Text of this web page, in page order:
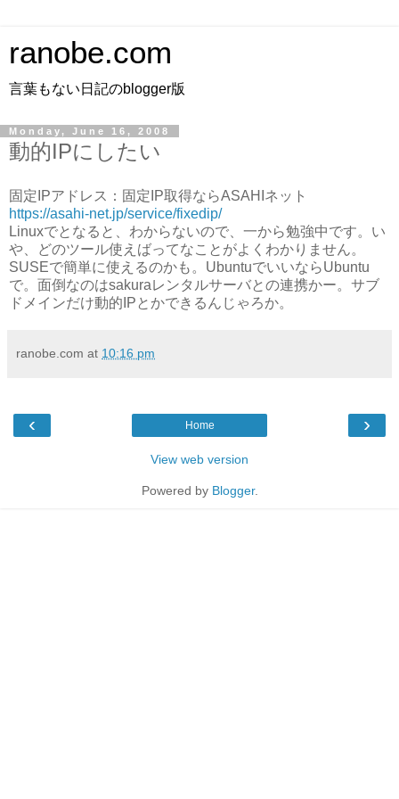
ranobe.com
言葉もない日記のblogger版
Monday, June 16, 2008
動的IPにしたい
固定IPアドレス：固定IP取得ならASAHIネット
https://asahi-net.jp/service/fixedip/
Linuxでとなると、わからないので、一から勉強中です。い
や、どのツール使えばってなことがよくわかりません。
SUSEで簡単に使えるのかも。UbuntuでいいならUbuntu
で。面倒なのはsakuraレンタルサーバとの連携かー。サブ
ドメインだけ動的IPとかできるんじゃろか。
ranobe.com at 10:16 pm
‹ ›
Home
View web version
Powered by Blogger.